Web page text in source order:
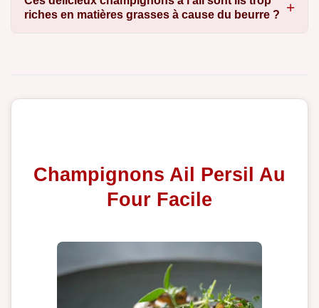
riches en matières grasses à cause du beurre ?
Champignons Ail Persil Au
Four Facile